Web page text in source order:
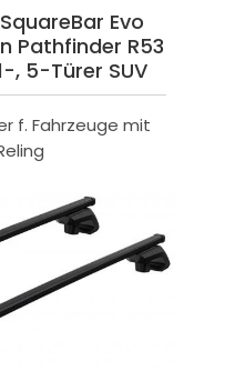
Evo
Pathfinder R53
, 5-Türer SUV
f. Fahrzeuge mit